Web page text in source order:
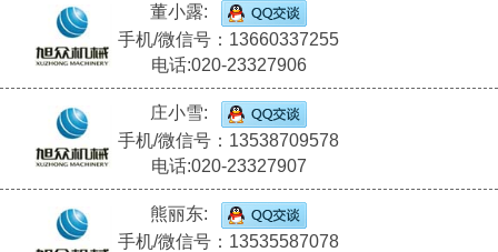
董小露:
手机/微信号：13660337255
电话:020-23327906
庄小雪:
手机/微信号：13538709578
电话:020-23327907
熊丽东:
手机/微信号：13535587078